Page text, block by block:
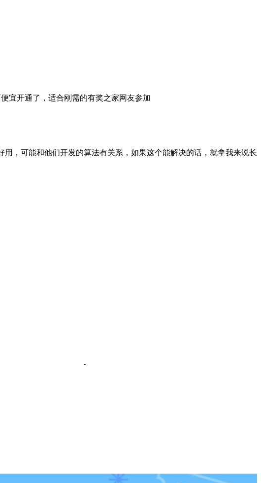
宜开通了，适合刚需的有奖之家网友参加
，可能和他们开发的算法有关系，如果这个能解决的话，就拿我来说长